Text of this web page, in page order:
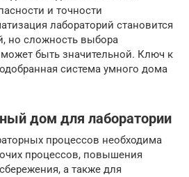
и точности
лабораторий становится
но сложность выбора
быть значительной. Ключ к
система умного дома
дом для лаборатории
процессов необходима
процессов, повышения
а также для